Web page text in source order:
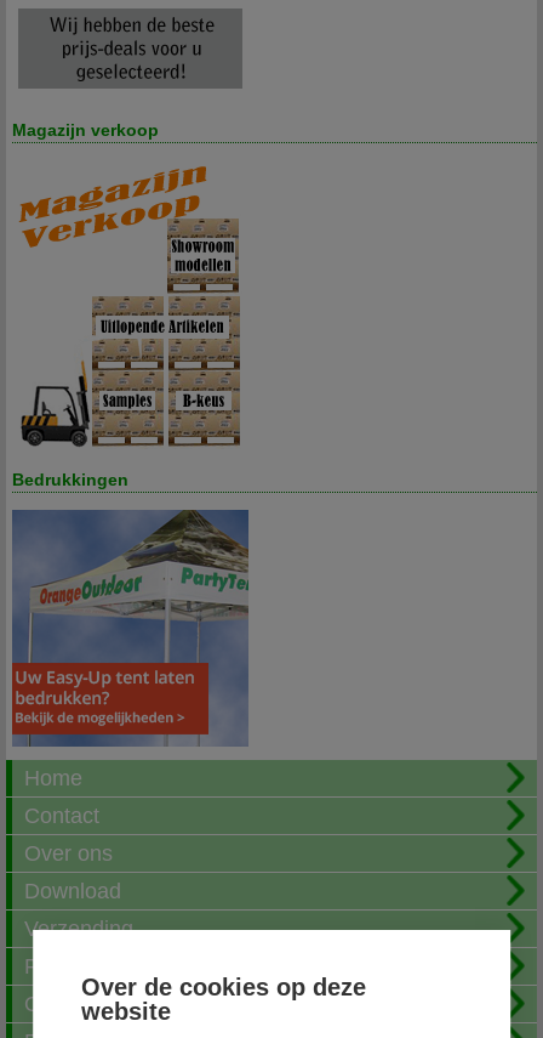
Over de cookies op deze
website
Magazijn verkoop
Bedrukkingen
Home
Contact
Over ons
Download
Verzending
Fotoalbum
Openingstijden